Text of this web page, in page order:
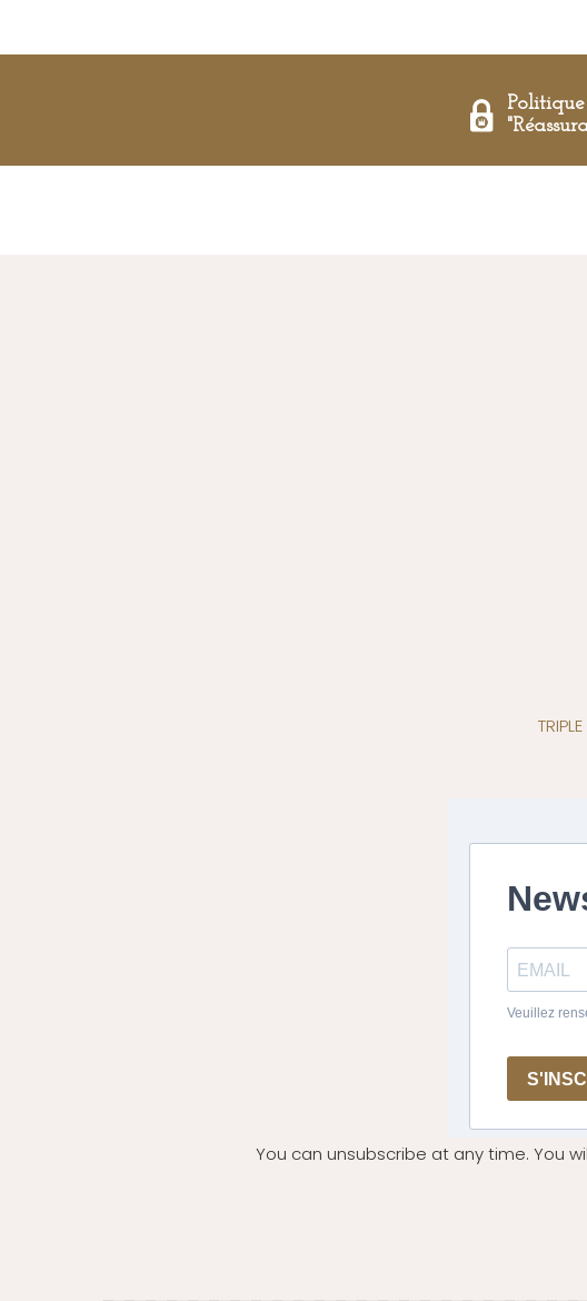
You can unsubscribe at any time. You